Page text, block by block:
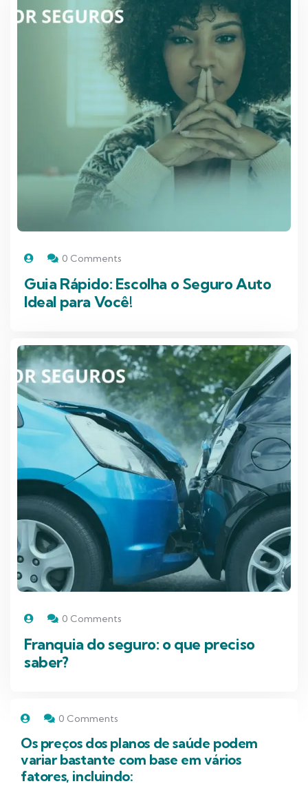
0 Comments
Guia Rápido: Escolha o Seguro Auto
Ideal para Você!
0 Comments
Franquia do seguro: o que preciso
saber?
0 Comments
Os preços dos planos de saúde podem
variar bastante com base em vários
fatores, incluindo: